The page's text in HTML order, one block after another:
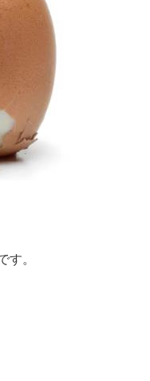
す。